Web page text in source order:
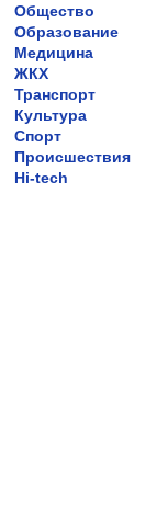
Общество
Образование
Медицина
ЖКХ
Транспорт
Культура
Спорт
Происшествия
Hi-tech